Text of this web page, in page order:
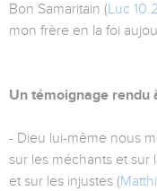
Bon Samaritain (Luc
mon frère en la foi
Un témoignage rendu
- Dieu lui-même nous
sur les méchants et sur
et sur les injustes (